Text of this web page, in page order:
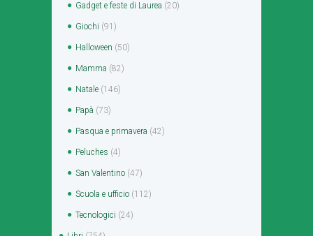
Gadget e feste di Laurea (20)
Giochi (91)
Halloween (50)
Mamma (82)
Natale (146)
Papà (73)
Pasqua e primavera (42)
Peluches (4)
San Valentino (47)
Scuola e ufficio (112)
Tecnologici (24)